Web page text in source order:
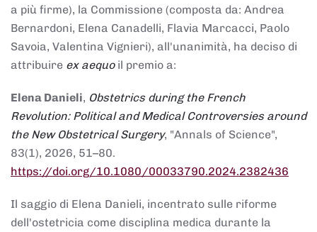
a più firme), la Commissione (composta da: Andrea
Bernardoni, Elena Canadelli, Flavia Marcacci, Paolo
Savoia, Valentina Vignieri), all'unanimità, ha deciso di
attribuire ex aequoil premio a:
Elena Danieli, Obstetrics during the French
Revolution: Political and Medical Controversies around
the New Obstetrical Surgery, "Annals of Science",
83(1), 2026, 51–80.
https://doi.org/10.1080/00033790.2024.2382436
Il saggio di Elena Danieli, incentrato sulle riforme
dell'ostetricia come disciplina medica durante la